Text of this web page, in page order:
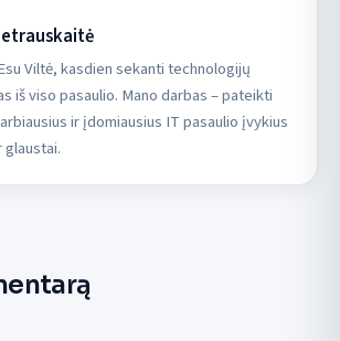
Viltė, kasdien sekanti technologijų
iš viso pasaulio. Mano darbas – pateikti
ir įdomiausius IT pasaulio įvykius
glaustai.